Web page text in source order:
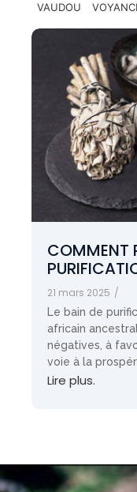
VAUDOU
COMMENT
21 mars 2025 /
Le bain de
africain
négatives, à
voie à la
Lire plus.